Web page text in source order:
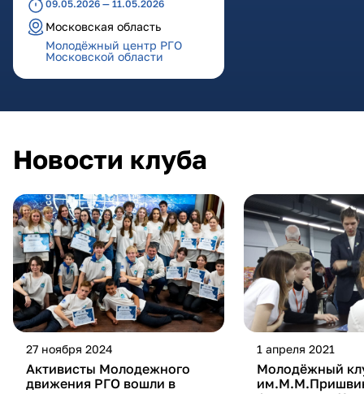
09.05.2026 — 11.05.2026
Московская область
Молодёжный центр РГО
Московской области
Новости клуба
27 ноября 2024
Активисты Молодежного
движения РГО вошли в
1 апреля 2021
Молодёжный